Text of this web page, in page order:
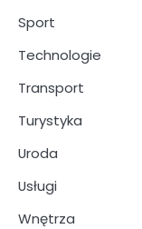
Sport
Technologie
Transport
Turystyka
Uroda
Usługi
Wnętrza